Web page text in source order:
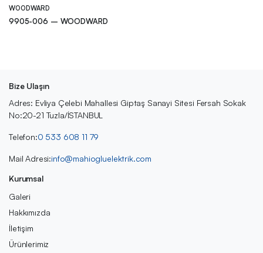
WOODWARD
9905-006 – WOODWARD
Bize Ulaşın
Adres: Evliya Çelebi Mahallesi Giptaş Sanayi Sitesi Fersah Sokak
No:20-21 Tuzla/İSTANBUL
Telefon:0 533 608 11 79
Mail Adresi:info@mahiogluelektrik.com
Kurumsal
Galeri
Hakkımızda
İletişim
Ürünlerimiz